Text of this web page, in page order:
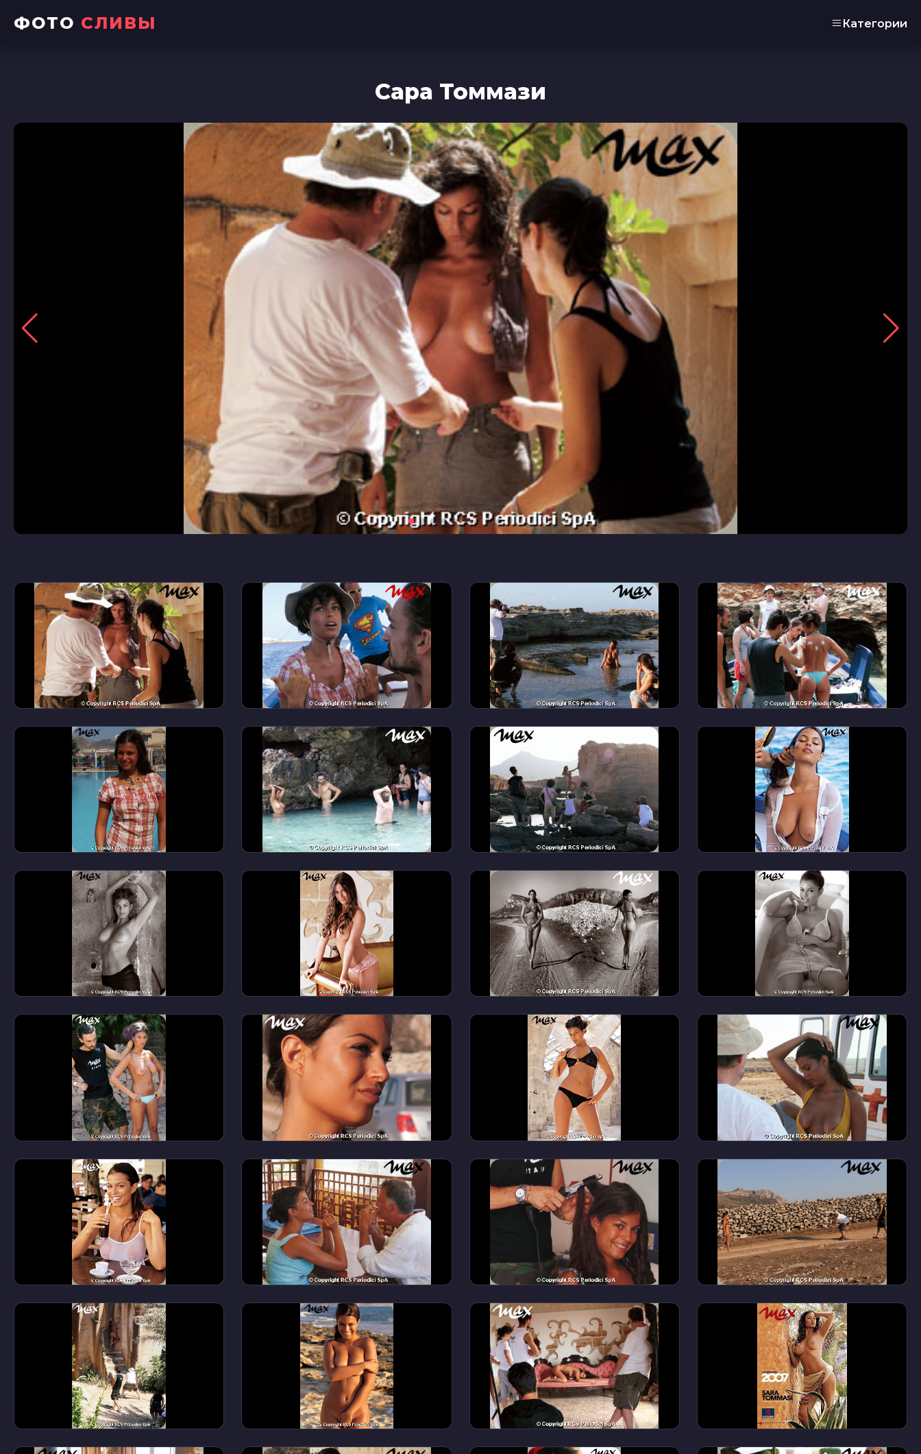
ФОТО СЛИВЫ Категории
Сара Томмази